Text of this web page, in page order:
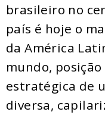
brasileiro no
país é hoje o
da América
mundo,
estratégica de
diversa,